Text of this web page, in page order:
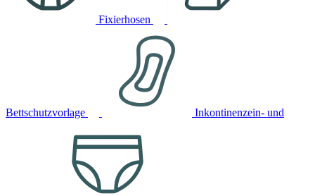
Fixierhosen
Bettschutzvorlage Inkontinenzein- und